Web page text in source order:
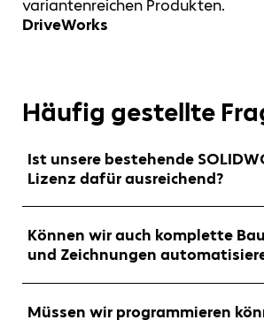
variantenreichen Produkten.
DriveWorks
Häufig gestellte
Ist unsere bestehende
Lizenz dafür ausreichend?
Ja, Ihre SOLIDWORKS Lizenz
Nutzung benötigen Sie zusätzlich
DriveWorks Lizenz – je nach
gibt es unterschiedliche
Können wir auch komplette
und Zeichnungen
Absolut – DriveWorks
Einzelteile als auch Baugruppen
Müssen wir programmieren